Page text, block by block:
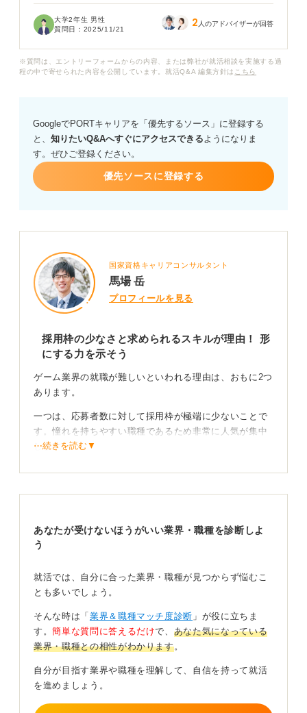
です。
うなスキルを身に付け、どのような準備をしていくべき
大学2年生 男性
質問日： 2025/11/21 2 人のアドバイザーが回答
※質問は、エントリーフォームからの内容、または弊社が就活相談を実施する過
程の中で寄せられた内容を公開しています。就活Q&A 編集方針は こちら
GoogleでPORTキャリアを「優先するソース」に登録する
と、 知りたいQ&Aへすぐにアクセスできるようになりま
す。ぜひご登録ください。
優先ソースに登録する
国家資格キャリアコンサルタント
馬場 岳
プロフィールを見る
採用枠の少なさと求められるスキルが理由！ 形
にする力を示そう
ゲーム業界の就職が難しいといわれる理由は、おもに2つ
あります。
一つは、応募者数に対して採用枠が極端に少ないことで
す。憧れを持ちやすい職種であるため非常に人気が集中
します。
もう一つは、早期から実務レベルのスキルが求められる
ことです。現在のゲーム開発はチーム単位での分業制で
そのため大学で学んだ知識だけでなく、実際に「自分で
ゲームを作ったことがあるか」「デザインや企画を形に
にする力を示す必要があります。
ゲーム制作ツールに触れ分析の観点を養おう
今からできる対策としては、まず実際にゲーム制作ツー
ルに触れてみること。
⋯続きを読む▼
あなたが受けないほうがいい業界・職種を診断しよ
う
就活では、自分に合った業界・職種が見つからず悩むこ
とも多いでしょう。
そんな時は「 業界＆職種マッチ度診断 」が役に立ちま
す。簡単な質問に答えるだけで、 あなた気になっている
業界・職種との相性がわかります。
自分が目指す業界や職種を理解して、自信を持って就活
を進めましょう。